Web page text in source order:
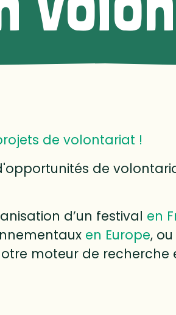
de volontariat !
de
d’un festival en
en Europe,
moteur de